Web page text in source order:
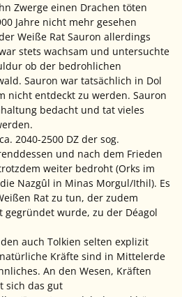
Zwerge einen Drachen töten
Jahre nicht mehr gesehen
Weiße Rat Sauron allerdings
stets wachsam und untersuchte
ob der bedrohlichen
Sauron war tatsächlich in Dol
nicht entdeckt zu werden. Sauron
bedacht und tat vieles
2040-2500 DZ der sog.
und nach dem Frieden
weiter bedroht (Orks im
Nazgûl in Minas Morgul/Ithil). Es
Rat zu tun, der zudem
wurde, zu der Déagol
auch Tolkien selten explizit
Kräfte sind in Mittelerde
An den Wesen, Kräften
sich das gut